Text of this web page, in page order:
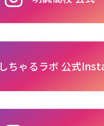
しちゃるラボ 公式